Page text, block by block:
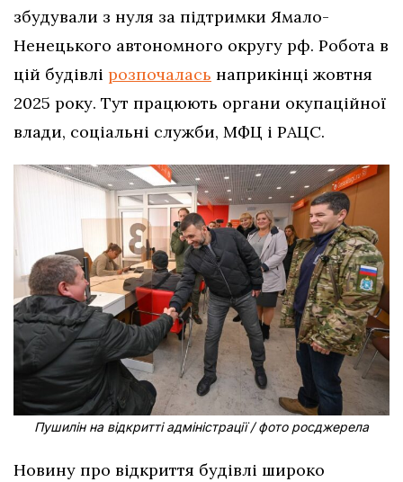
збудували з нуля за підтримки Ямало-
Ненецького автономного округу рф. Робота в
цій будівлі розпочалась наприкінці жовтня
2025 року. Тут працюють органи окупаційної
влади, соціальні служби, МФЦ і РАЦС.
Пушилін на відкритті адміністрації / фото росджерела
Новину про відкриття будівлі широко